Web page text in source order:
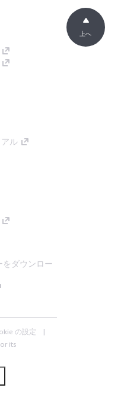
ル
をダウンロー
の設定
its
上へ